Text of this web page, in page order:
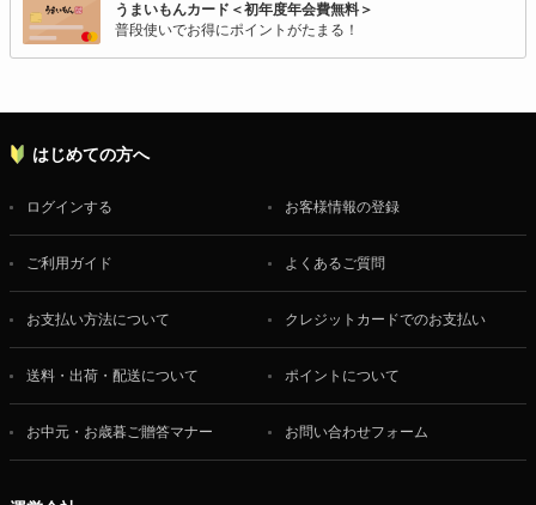
うまいもんカード＜初年度年会費無料＞
普段使いでお得にポイントがたまる！
はじめての方へ
ログインする お客様情報の登録
ご利用ガイド よくあるご質問
お支払い方法について クレジットカードでのお支払い
送料・出荷・配送について ポイントについて
お中元・お歳暮ご贈答マナー お問い合わせフォーム